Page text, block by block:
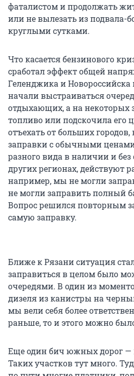
фаталистом и продолжать
или не вылезать из подвала-
круглыми сутками.
Что касается бензинового
сработал эффект общей
Геленджика и
начали выстраиваться
отдыхающих, а на некоторых
топливо или подскочила его
отъехать от больших
заправки с обычными
разного вида в наличии и без
других регионах, действуют
например, мы не могли
не могли заправить полный
Вопрос решился повторным
самую заправку.
Ближе к Рязани ситуация
заправиться в целом было
очередями. В один из
дизеля из канистры на
мы вели себя более
раньше, то и этого можно
Еще один бич южных дорог —
Таких участков тут много.